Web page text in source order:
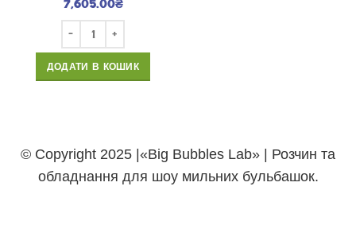
7,605.00₴
ДОДАТИ В КОШИК
© Copyright 2025 |«Big Bubbles Lab» | Розчин та
обладнання для шоу мильних бульбашок.